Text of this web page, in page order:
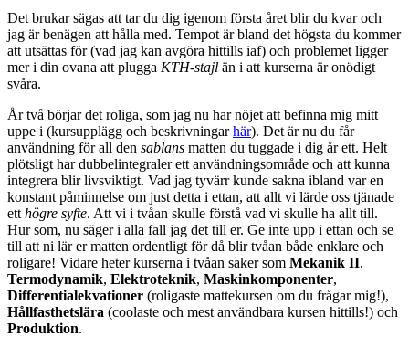
Det brukar sägas att tar du dig igenom första året blir du kvar och
jag är benägen att hålla med. Tempot är bland det högsta du kommer
att utsättas för (vad jag kan avgöra hittills iaf) och problemet ligger
mer i din ovana att plugga KTH-stajl än i att kurserna är onödigt
svåra.
År två börjar det roliga, som jag nu har nöjet att befinna mig mitt
uppe i (kursupplägg och beskrivningarhär). Det är nu du får
användning för all den sablans matten du tuggade i dig år ett. Helt
plötsligt har dubbelintegraler ett användningsområde och att kunna
integrera blir livsviktigt. Vad jag tyvärr kunde sakna ibland var en
konstant påminnelse om just detta i ettan, att allt vi lärde oss tjänade
ett högre syfte. Att vi i tvåan skulle förstå vad vi skulle ha allt till.
Hur som, nu säger i alla fall jag det till er. Ge inte upp i ettan och se
till att ni lär er matten ordentligt för då blir tvåan både enklare och
roligare! Vidare heter kurserna i tvåan saker som Mekanik II,
Termodynamik, Elektroteknik, Maskinkomponenter,
Differentialekvationer (roligaste mattekursen om du frågar mig!),
Hållfasthetslära (coolaste och mest användbara kursen hittills!) och
Produktion.